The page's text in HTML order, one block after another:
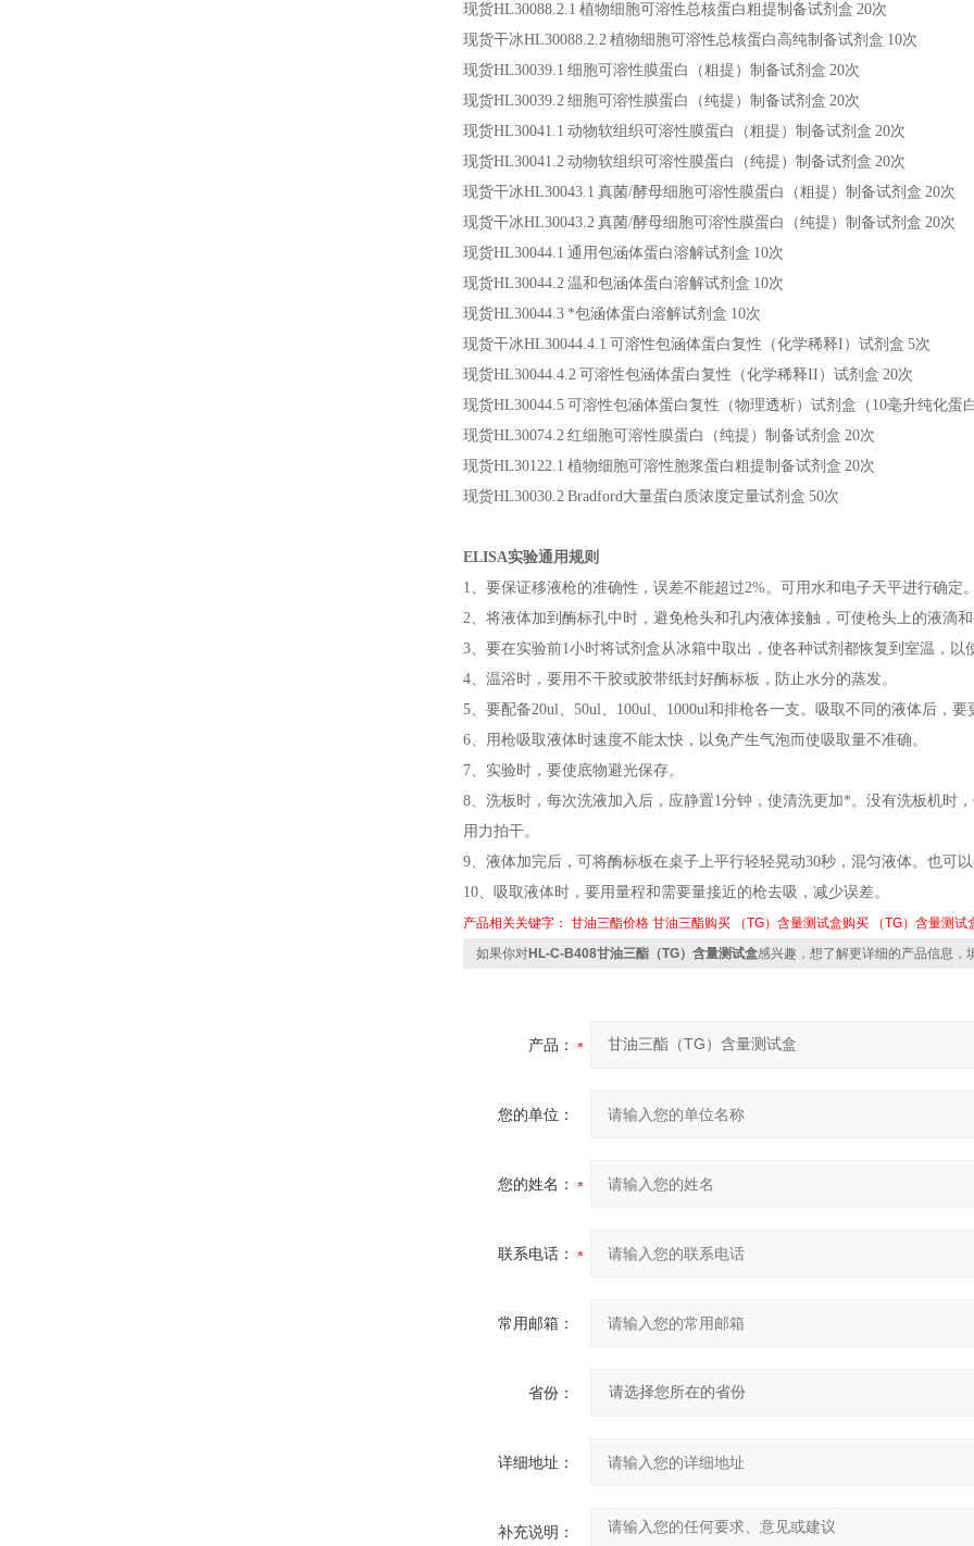
现货HL30088.2.1 植物细胞可溶性总核蛋白粗提制备试剂盒 20次
现货干冰HL30088.2.2 植物细胞可溶性总核蛋白高纯制备试剂盒 10次
现货HL30039.1 细胞可溶性膜蛋白（粗提）制备试剂盒 20次
现货HL30039.2 细胞可溶性膜蛋白（纯提）制备试剂盒 20次
现货HL30041.1 动物软组织可溶性膜蛋白（粗提）制备试剂盒 20次
现货HL30041.2 动物软组织可溶性膜蛋白（纯提）制备试剂盒 20次
现货干冰HL30043.1 真菌/酵母细胞可溶性膜蛋白（粗提）制备试剂盒 20次
现货干冰HL30043.2 真菌/酵母细胞可溶性膜蛋白（纯提）制备试剂盒 20次
现货HL30044.1 通用包涵体蛋白溶解试剂盒 10次
现货HL30044.2 温和包涵体蛋白溶解试剂盒 10次
现货HL30044.3 *包涵体蛋白溶解试剂盒 10次
现货干冰HL30044.4.1 可溶性包涵体蛋白复性（化学稀释I）试剂盒 5次
现货HL30044.4.2 可溶性包涵体蛋白复性（化学稀释II）试剂盒 20次
现货HL30044.5 可溶性包涵体蛋白复性（物理透析）试剂盒（10毫升纯化蛋白
现货HL30074.2 红细胞可溶性膜蛋白（纯提）制备试剂盒 20次
现货HL30122.1 植物细胞可溶性胞浆蛋白粗提制备试剂盒 20次
现货HL30030.2 Bradford大量蛋白质浓度定量试剂盒 50次
ELISA实验通用规则
1、要保证移液枪的准确性，误差不能超过2%。可用水和电子天平进行确定
2、将液体加到酶标孔中时，避免枪头和孔内液体接触，可使枪头上的液滴
3、要在实验前1小时将试剂盒从冰箱中取出，使各种试剂都恢复到室温，以
4、温浴时，要用不干胶或胶带纸封好酶标板，防止水分的蒸发。
5、要配备20ul、50ul、100ul、1000ul和排枪各一支。吸取不同的液体后，要
6、用枪吸取液体时速度不能太快，以免产生气泡而使吸取量不准确。
7、实验时，要使底物避光保存。
8、洗板时，每次洗液加入后，应静置1分钟，使清洗更加*。没有洗板机时
用力拍干。
9、液体加完后，可将酶标板在桌子上平行轻轻晃动30秒，混匀液体。也可以
10、吸取液体时，要用量程和需要量接近的枪去吸，减少误差。
产品相关关键字： 甘油三酯价格 甘油三酯购买 （TG）含量测试盒购买
（TG）含量测试
如果你对HL-C-B408甘油三酯（TG）含量测试盒感兴趣，想了解更详细的产品信息，
产品：
您的单位：
您的姓名：
联系电话：
常用邮箱：
省份：
详细地址：
补充说明：